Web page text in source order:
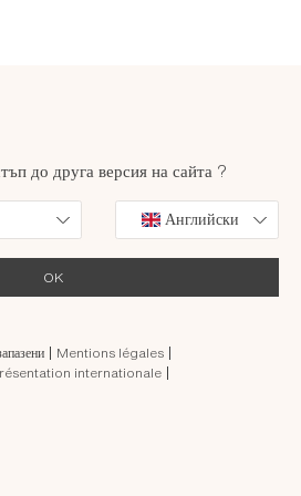
до друга версия на сайта ?
Английски
OK
Mentions légales
internationale